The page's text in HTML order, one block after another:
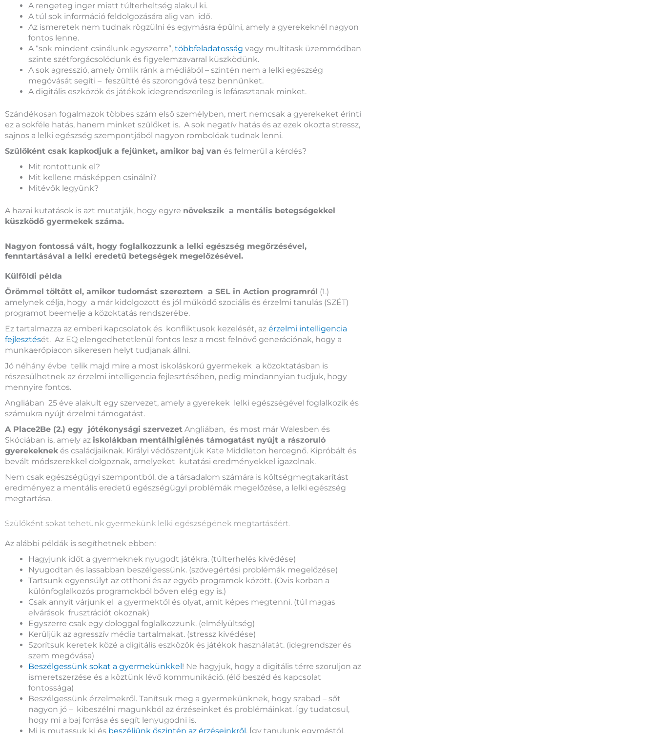
A rengeteg inger miatt túlterheltség alakul ki.
A túl sok információ feldolgozására alig van idő.
Az ismeretek nem tudnak rögzülni és egymásra épülni, amely a gyerekeknél nagyon
fontos lenne.
A “sok mindent csinálunk egyszerre”, többfeladatosság vagy multitask üzemmódban
szinte szétforgácsolódunk és figyelemzavarral küszködünk.
A sok agresszió, amely ömlik ránk a médiából – szintén nem a lelki egészség
megóvását segíti – feszültté és szorongóvá tesz bennünket.
A digitális eszközök és játékok idegrendszerileg is lefárasztanak minket.
Szándékosan fogalmazok többes szám első személyben, mert nemcsak a gyerekeket érinti
ez a sokféle hatás, hanem minket szülőket is. A sok negatív hatás és az ezek okozta stressz,
sajnos a lelki egészség szempontjából nagyon rombolóak tudnak lenni.
Szülőként csak kapkodjuk a fejünket, amikor baj van és felmerül a kérdés?
Mit rontottunk el?
Mit kellene másképpen csinálni?
Mitévők legyünk?
A hazai kutatások is azt mutatják, hogy egyre növekszik a mentális betegségekkel
küszködő gyermekek száma.
Nagyon fontossá vált, hogy foglalkozzunk a lelki egészség megőrzésével,
fenntartásával a lelki eredetű betegségek megelőzésével.
Külföldi példa
Örömmel töltött el, amikor tudomást szereztem a SEL in Action programról (1.)
amelynek célja, hogy a már kidolgozott és jól működő szociális és érzelmi tanulás (SZÉT)
programot beemelje a közoktatás rendszerébe.
Ez tartalmazza az emberi kapcsolatok és konfliktusok kezelését, az érzelmi intelligencia
fejlesztését. Az EQ elengedhetetlenül fontos lesz a most felnövő generációnak, hogy a
munkaerőpiacon sikeresen helyt tudjanak állni.
Jó néhány évbe telik majd mire a most iskoláskorú gyermekek a közoktatásban is
részesülhetnek az érzelmi intelligencia fejlesztésében, pedig mindannyian tudjuk, hogy
mennyire fontos.
Angliában 25 éve alakult egy szervezet, amely a gyerekek lelki egészségével foglalkozik és
számukra nyújt érzelmi támogatást.
A Place2Be (2.) egy jótékonysági szervezet Angliában, és most már Walesben és
Skóciában is, amely az iskolákban mentálhigiénés támogatást nyújt a rászoruló
gyerekeknekés családjaiknak. Királyi védőszentjük Kate Middleton hercegnő. Kipróbált és
bevált módszerekkel dolgoznak, amelyeket kutatási eredményekkel igazolnak.
Nem csak egészségügyi szempontból, de a társadalom számára is költségmegtakarítást
eredményez a mentális eredetű egészségügyi problémák megelőzése, a lelki egészség
megtartása.
Szülőként sokat tehetünk gyermekünk lelki egészségének megtartásáért.
Az alábbi példák is segíthetnek ebben:
Hagyjunk időt a gyermeknek nyugodt játékra. (túlterhelés kivédése)
Nyugodtan és lassabban beszélgessünk. (szövegértési problémák megelőzése)
Tartsunk egyensúlyt az otthoni és az egyéb programok között. (Ovis korban a
különfoglalkozós programokból bőven elég egy is.)
Csak annyit várjunk el a gyermektől és olyat, amit képes megtenni. (túl magas
elvárások frusztrációt okoznak)
Egyszerre csak egy dologgal foglalkozzunk. (elmélyültség)
Kerüljük az agresszív média tartalmakat. (stressz kivédése)
Szorítsuk keretek közé a digitális eszközök és játékok használatát. (idegrendszer és
szem megóvása)
Beszélgessünk sokat a gyermekünkkel! Ne hagyjuk, hogy a digitális térre szoruljon az
ismeretszerzése és a köztünk lévő kommunikáció. (élő beszéd és kapcsolat
fontossága)
Beszélgessünk érzelmekről. Tanítsuk meg a gyermekünknek, hogy szabad – sőt
nagyon jó – kibeszélni magunkból az érzéseinket és problémáinkat. Így tudatosul,
hogy mi a baj forrása és segít lenyugodni is.
Mi is mutassuk ki és beszéljünk őszintén az érzéseinkről. Így tanulunk egymástól.